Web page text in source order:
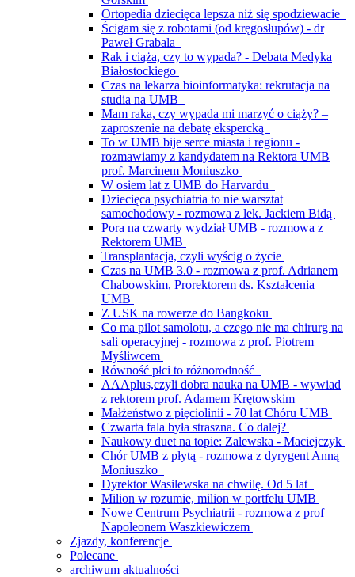
Ortopedia dziecięca lepsza niż się spodziewacie
Ścigam się z robotami (od kręgosłupów) - dr
Paweł Grabala
Rak i ciąża, czy to wypada? - Debata Medyka
Białostockiego
Czas na lekarza bioinformatyka: rekrutacja na
studia na UMB
Mam raka, czy wypada mi marzyć o ciąży? –
zaproszenie na debatę ekspercką
To w UMB bije serce miasta i regionu -
rozmawiamy z kandydatem na Rektora UMB
prof. Marcinem Moniuszko
W osiem lat z UMB do Harvardu
Dziecięca psychiatria to nie warsztat
samochodowy - rozmowa z lek. Jackiem Bidą
Pora na czwarty wydział UMB - rozmowa z
Rektorem UMB
Transplantacja, czyli wyścig o życie
Czas na UMB 3.0 - rozmowa z prof. Adrianem
Chabowskim, Prorektorem ds. Kształcenia
UMB
Z USK na rowerze do Bangkoku
Co ma pilot samolotu, a czego nie ma chirurg na
sali operacyjnej - rozmowa z prof. Piotrem
Myśliwcem
Równość płci to różnorodność
AAAplus,czyli dobra nauka na UMB - wywiad
z rektorem prof. Adamem Krętowskim
Małżeństwo z pięciolinii - 70 lat Chóru UMB
Czwarta fala była straszna. Co dalej?
Naukowy duet na topie: Zalewska - Maciejczyk
Chór UMB z płytą - rozmowa z dyrygent Anną
Moniuszko
Dyrektor Wasilewska na chwilę. Od 5 lat
Milion w rozumie, milion w portfelu UMB
Nowe Centrum Psychiatrii - rozmowa z prof
Napoleonem Waszkiewiczem
Zjazdy, konferencje
Polecane
archiwum aktualności